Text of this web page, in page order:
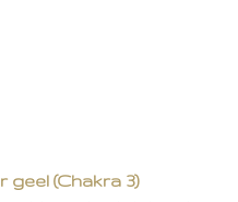
(Chakra 3)